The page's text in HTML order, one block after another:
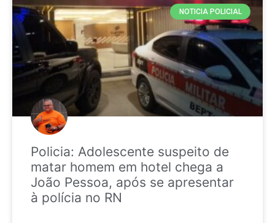
NOTICIA POLICIAL
Policia: Adolescente suspeito de
matar homem em hotel chega a
João Pessoa, após se apresentar
à polícia no RN